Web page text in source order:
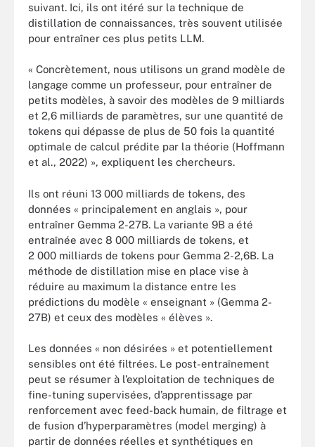
suivant. Ici, ils ont itéré sur la technique de
distillation de connaissances, très souvent utilisée
pour entraîner ces plus petits LLM.
« Concrètement, nous utilisons un grand modèle de
langage comme un professeur, pour entraîner de
petits modèles, à savoir des modèles de 9 milliards
et 2,6 milliards de paramètres, sur une quantité de
tokens qui dépasse de plus de 50 fois la quantité
optimale de calcul prédite par la théorie (Hoffmann
et al., 2022) », expliquent les chercheurs.
Ils ont réuni 13 000 milliards de tokens, des
données « principalement en anglais », pour
entraîner Gemma 2-27B. La variante 9B a été
entraînée avec 8 000 milliards de tokens, et
2 000 milliards de tokens pour Gemma 2-2,6B. La
méthode de distillation mise en place vise à
réduire au maximum la distance entre les
prédictions du modèle « enseignant » (Gemma 2-
27B) et ceux des modèles « élèves ».
Les données « non désirées » et potentiellement
sensibles ont été filtrées. Le post-entraînement
peut se résumer à l’exploitation de techniques de
fine-tuning supervisées, d’apprentissage par
renforcement avec feed-back humain, de filtrage et
de fusion d’hyperparamètres (model merging) à
partir de données réelles et synthétiques en